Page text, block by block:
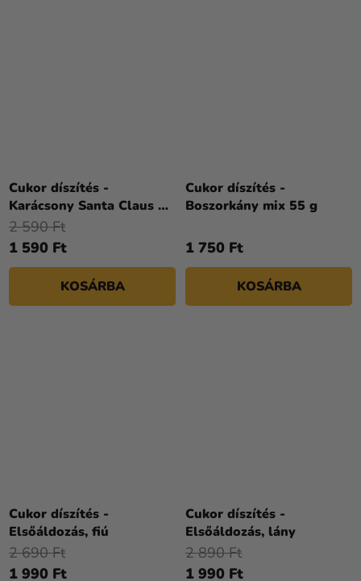
Cukor díszítés -
Karácsony Santa Claus 12
db
1 590 Ft
2 590 Ft
KOSÁRBA
Cukor díszítés -
Boszorkány mix 55 g
1 750 Ft
KOSÁRBA
Cukor díszítés -
Elsőáldozás, fiú
1 990 Ft
2 690 Ft
Cukor díszítés -
Elsőáldozás, lány
1 990 Ft
2 890 Ft